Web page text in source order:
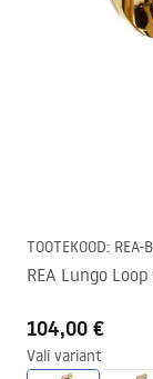
TOOTEKOOD: REA-
REA Lungo
104,00 €
Vali variant